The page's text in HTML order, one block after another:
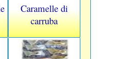
Caramelle di
carruba